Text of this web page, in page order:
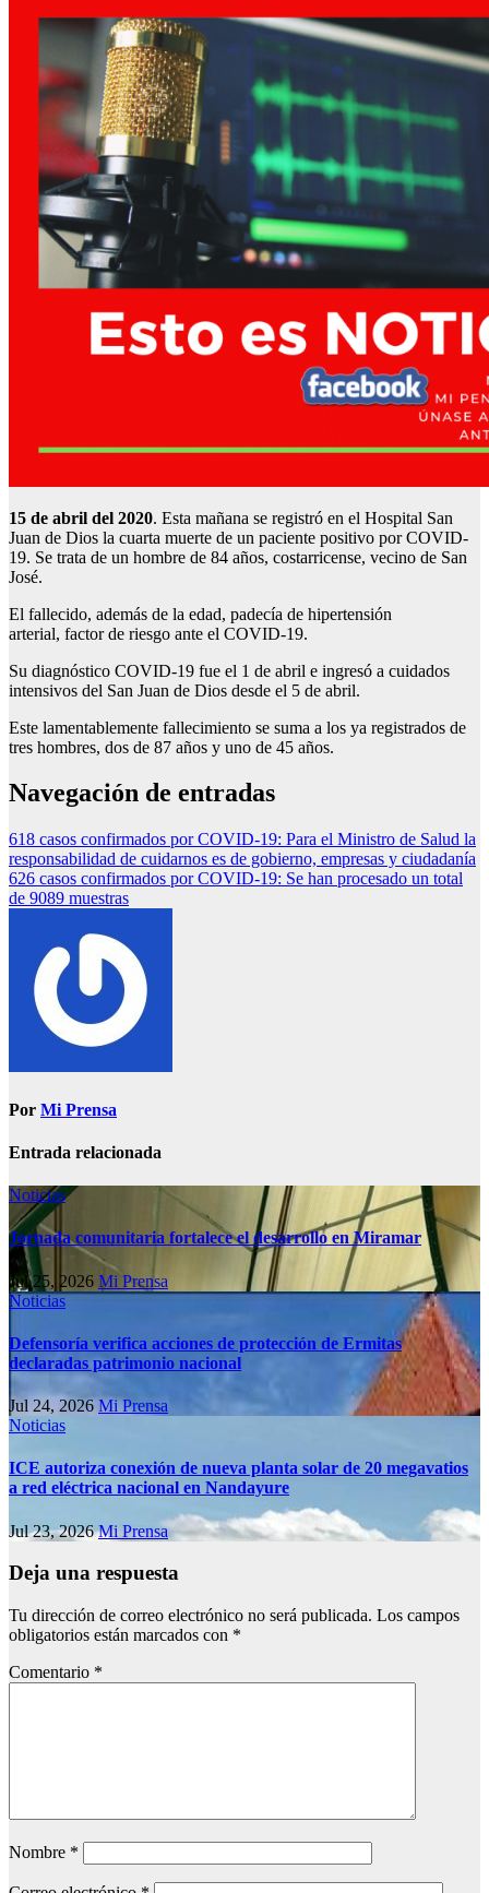
15 de abril del 2020. Esta mañana se registró en el Hospital San
Juan de Dios la cuarta muerte de un paciente positivo por COVID-
19. Se trata de un hombre de 84 años, costarricense, vecino de San
José.
El fallecido, además de la edad, padecía de hipertensión
arterial, factor de riesgo ante el COVID-19.
Su diagnóstico COVID-19 fue el 1 de abril e ingresó a cuidados
intensivos del San Juan de Dios desde el 5 de abril.
Este lamentablemente fallecimiento se suma a los ya registrados de
tres hombres, dos de 87 años y uno de 45 años.
Navegación de entradas
618 casos confirmados por COVID-19: Para el Ministro de Salud la
responsabilidad de cuidarnos es de gobierno, empresas y ciudadanía
626 casos confirmados por COVID-19: Se han procesado un total
de 9089 muestras
Por Mi Prensa
Entrada relacionada
Noticias
Jornada comunitaria fortalece el desarrollo en Miramar
Jul 25, 2026 Mi Prensa
Noticias
Defensoría verifica acciones de protección de Ermitas
declaradas patrimonio nacional
Jul 24, 2026Mi Prensa
Noticias
ICE autoriza conexión de nueva planta solar de 20 megavatios
a red eléctrica nacional en Nandayure
Jul 23, 2026Mi Prensa
Deja una respuesta
Tu dirección de correo electrónico no será publicada. Los campos
obligatorios están marcados con *
Comentario *
Nombre *